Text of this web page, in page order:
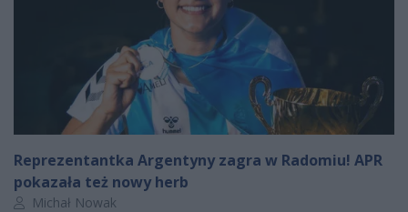
Reprezentantka Argentyny zagra w Radomiu! APR
pokazała też nowy herb
Autor artykułu:
Michał Nowak